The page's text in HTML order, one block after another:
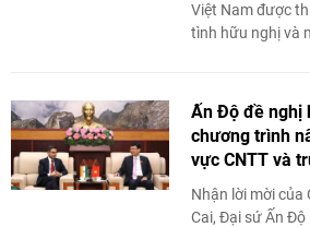
Việt Nam được
tình hữu nghị và
Ấn Độ đề nghị
chương trình
vực CNTT và
Nhận lời mời của
Cai, Đại sứ Ấn Độ